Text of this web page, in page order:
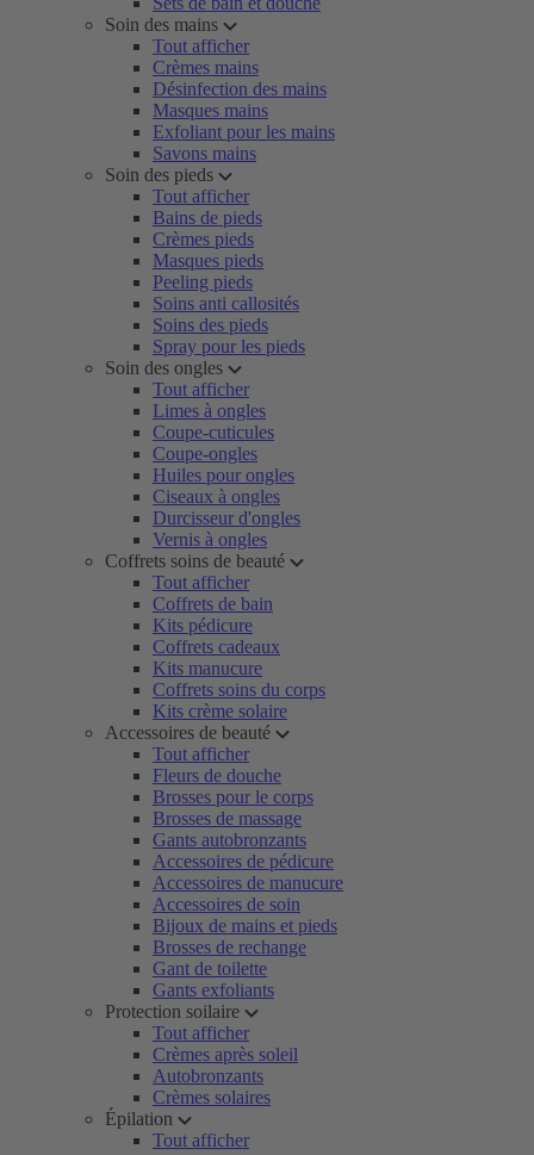
Soin des mains
Tout afficher
Crèmes mains
Désinfection des mains
Masques mains
Exfoliant pour les mains
Savons mains
Soin des pieds
Tout afficher
Bains de pieds
Crèmes pieds
Masques pieds
Peeling pieds
Soins anti callosités
Soins des pieds
Spray pour les pieds
Soin des ongles
Tout afficher
Limes à ongles
Coupe-cuticules
Coupe-ongles
Huiles pour ongles
Ciseaux à ongles
Durcisseur d'ongles
Vernis à ongles
Coffrets soins de beauté
Tout afficher
Coffrets de bain
Kits pédicure
Coffrets cadeaux
Kits manucure
Coffrets soins du corps
Kits crème solaire
Accessoires de beauté
Tout afficher
Fleurs de douche
Brosses pour le corps
Brosses de massage
Gants autobronzants
Accessoires de pédicure
Accessoires de manucure
Accessoires de soin
Bijoux de mains et pieds
Brosses de rechange
Gant de toilette
Gants exfoliants
Protection soilaire
Tout afficher
Crèmes après soleil
Autobronzants
Crèmes solaires
Épilation
Tout afficher